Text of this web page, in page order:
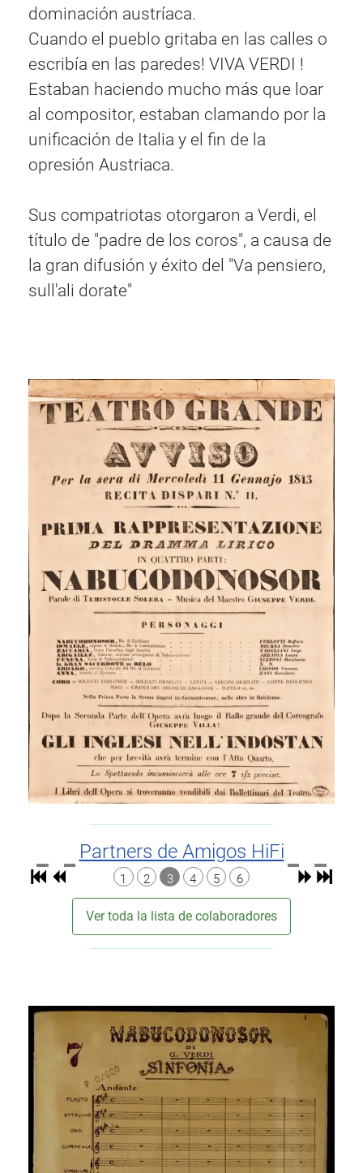
dominación austríaca.
Cuando el pueblo gritaba en las calles o
escribía en las paredes! VIVA VERDI !
Estaban haciendo mucho más que loar
al compositor, estaban clamando por la
unificación de Italia y el fin de la
opresión Austriaca.
Sus compatriotas otorgaron a Verdi, el
título de "padre de los coros", a causa de
la gran difusión y éxito del "Va pensiero,
sull'ali dorate"
Partners de Amigos HiFi
1 2 3 4 5 6
Ver toda la lista de colaboradores